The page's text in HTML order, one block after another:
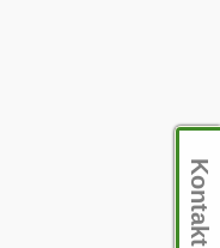
Kontakt